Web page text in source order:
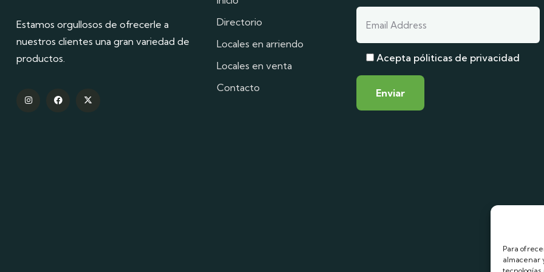
Para
almacenar
Estamos orgullosos de ofrecerle a
nuestros clientes una gran variedad de
productos.
Directorio
Locales en arriendo
Locales en venta
Contacto
Acepta póliticas de privacidad